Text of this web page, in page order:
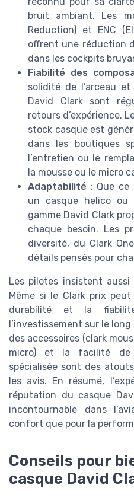
bruit ambiant. Les
Reduction) et ENC
offrent une réduction
dans les cockpits
Fiabilité des
solidité de l’arceau
David Clark sont
retours d’expérience.
stock casque est
dans les boutiques
l’entretien ou le
la mousse ou le micro
Adaptabilité :Que ce
un casque helico ou
gamme David Clark
chaque besoin. Les
diversité, du Clark
détails pensés pour
Les pilotes insistent
Même si le Clark prix
durabilité et la
l’investissement sur le
des accessoires (clark
micro) et la facilité de
spécialisée sont des
les avis. En résumé,
réputation du casque
incontournable dans
confort que pour la
Conseils pour
casque David